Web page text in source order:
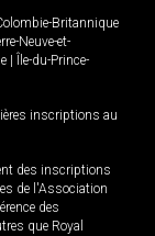
Britannique
Neuve-et-
Île-du-Prince-
inscriptions au
des inscriptions
de l'Association
des
que Royal